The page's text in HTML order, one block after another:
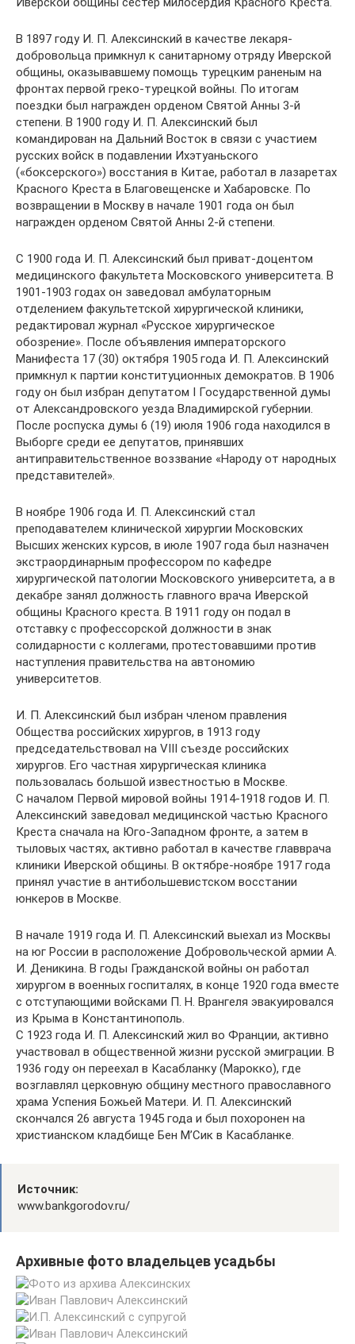
В 1897 году И. П. Алексинский в качестве лекаря-
добровольца примкнул к санитарному отряду Иверской
общины, оказывавшему помощь турецким раненым на
фронтах первой греко-турецкой войны. По итогам
поездки был награжден орденом Святой Анны 3-й
степени. В 1900 году И. П. Алексинский был
командирован на Дальний Восток в связи с участием
русских войск в подавлении Ихэтуаньского
(«боксерского») восстания в Китае, работал в лазаретах
Красного Креста в Благовещенске и Хабаровске. По
возвращении в Москву в начале 1901 года он был
награжден орденом Святой Анны 2-й степени.
С 1900 года И. П. Алексинский был приват-доцентом
медицинского факультета Московского университета. В
1901-1903 годах он заведовал амбулаторным
отделением факультетской хирургической клиники,
редактировал журнал «Русское хирургическое
обозрение». После объявления императорского
Манифеста 17 (30) октября 1905 года И. П. Алексинский
примкнул к партии конституционных демократов. В 1906
году он был избран депутатом I Государственной думы
от Александровского уезда Владимирской губернии.
После роспуска думы 6 (19) июля 1906 года находился в
Выборге среди ее депутатов, принявших
антиправительственное воззвание «Народу от народных
представителей».
В ноябре 1906 года И. П. Алексинский стал
преподавателем клинической хирургии Московских
Высших женских курсов, в июле 1907 года был назначен
экстраординарным профессором по кафедре
хирургической патологии Московского университета, а в
декабре занял должность главного врача Иверской
общины Красного креста. В 1911 году он подал в
отставку с профессорской должности в знак
солидарности с коллегами, протестовавшими против
наступления правительства на автономию
университетов.
И. П. Алексинский был избран членом правления
Общества российских хирургов, в 1913 году
председательствовал на VIII съезде российских
хирургов. Его частная хирургическая клиника
пользовалась большой известностью в Москве.
С началом Первой мировой войны 1914-1918 годов И. П.
Алексинский заведовал медицинской частью Красного
Креста сначала на Юго-Западном фронте, а затем в
тыловых частях, активно работал в качестве главврача
клиники Иверской общины. В октябре-ноябре 1917 года
принял участие в антибольшевистском восстании
юнкеров в Москве.
В начале 1919 года И. П. Алексинский выехал из Москвы
на юг России в расположение Добровольческой армии А.
И. Деникина. В годы Гражданской войны он работал
хирургом в военных госпиталях, в конце 1920 года вместе
с отступающими войсками П. Н. Врангеля эвакуировался
из Крыма в Константинополь.
С 1923 года И. П. Алексинский жил во Франции, активно
участвовал в общественной жизни русской эмиграции. В
1936 году он переехал в Касабланку (Марокко), где
возглавлял церковную общину местного православного
храма Успения Божьей Матери. И. П. Алексинский
скончался 26 августа 1945 года и был похоронен на
христианском кладбище Бен М’Сик в Касабланке.
Источник:
www.bankgorodov.ru/
Архивные фото владельцев усадьбы